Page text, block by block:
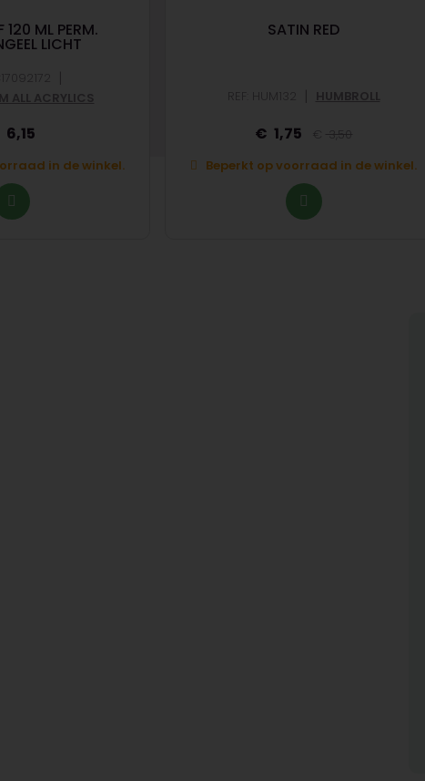
120 ML PERM.
LICHT
|
ALL ACRYLICS
6,15
in de winkel.
SATIN RED
| HUMBROLL
1,75
3,50
Beperkt op voorraad in de winkel.